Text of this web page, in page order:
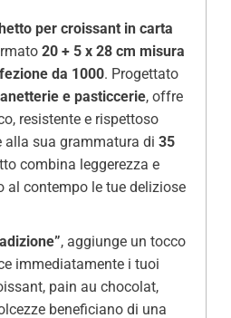
per croissant in carta
20 + 5 x 28 cm misura
da 1000. Progettato
e pasticcerie, offre
resistente e rispettoso
alla sua grammatura di 35
combina leggerezza e
al contempo le tue deliziose
, aggiunge un tocco
immediatamente i tuoi
pain au chocolat,
beneficiano di una